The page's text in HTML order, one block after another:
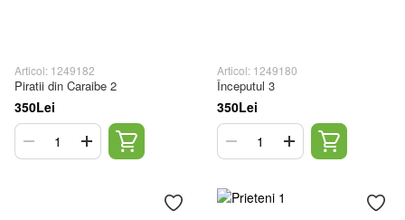
Articol: 1249182
Piratii din Caraibe 2
350Lei
Articol: 1249180
Începutul 3
350Lei